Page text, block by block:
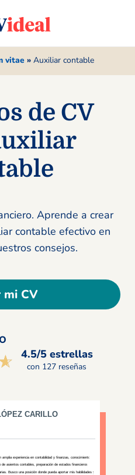
vitae » Auxiliar contable
de CV
Aprende a crear
contable efectivo en
consejos.
mi CV
4.5/5 estrellas
con 127 reseñas